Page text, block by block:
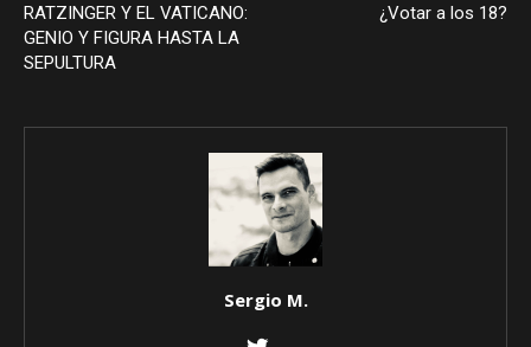
RATZINGER Y EL VATICANO:
GENIO Y FIGURA HASTA LA
SEPULTURA
¿Votar a los 18?
Sergio M.